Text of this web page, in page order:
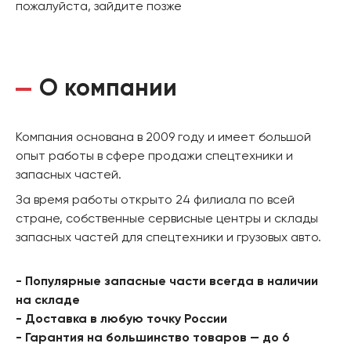
пожалуйста, зайдите позже
О компании
Компания основана в 2009 году и имеет большой
опыт работы в сфере продажи спецтехники и
запасных частей.
За время работы открыто 24 филиала по всей
стране, собственные сервисные центры и склады
запасных частей для спецтехники и грузовых авто.
- Популярные запасные части всегда в наличии
на складе
- Доставка в любую точку России
- Гарантия на большинство товаров — до 6